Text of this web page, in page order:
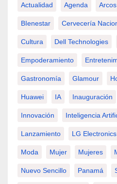
Actualidad Agenda
BIenestar Cervecería
Cultura Dell Technologies
Empoderamiento
Gastronomía Glamour
Huawei IA Inauguración
Innovación Inteligencia
Lanzamiento LG Electronics
Moda Mujer Mujeres
Nuevo Sencillo Panamá